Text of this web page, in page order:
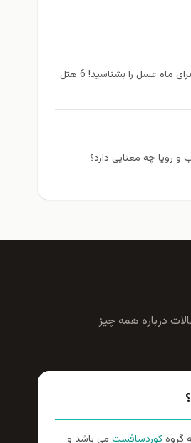
بهترین هتل تهران برای ماه عسل را بشناسید! 6 هتل
رویا چه معنایی دارد؟
درباره همه چيز
گروهکوردسافست می باشد و